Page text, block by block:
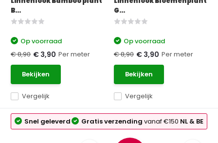
B...
Vergelijk
Op voorraad
€ 8,90 € 3,90 Per meter
Bekijken
G...
Vergelijk
Op voorraad
€ 8,90 € 3,90 Per meter
Bekijken
Snel geleverd Gratis verzendingvanaf €150 NL & BE